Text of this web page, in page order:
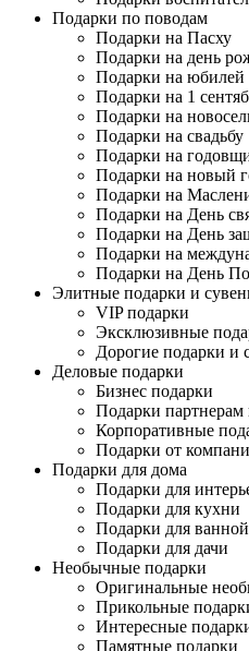
Подарки по поводам
Подарки на Пасху
Подарки на день
Подарки на юбилей
Подарки на 1
Подарки на
Подарки на свадьбу
Подарки на
Подарки на новый
Подарки на
Подарки на День
Подарки на День
Подарки на
Подарки на День
Элитные подарки и
VIP подарки
Эксклюзивные
Дорогие подарки и
Деловые подарки
Бизнес подарки
Подарки партнерам
Корпоративные
Подарки от
Подарки для дома
Подарки для
Подарки для кухни
Подарки для ванной
Подарки для дачи
Необычные подарки
Оригинальные
Прикольные
Интересные
Памятные подарки